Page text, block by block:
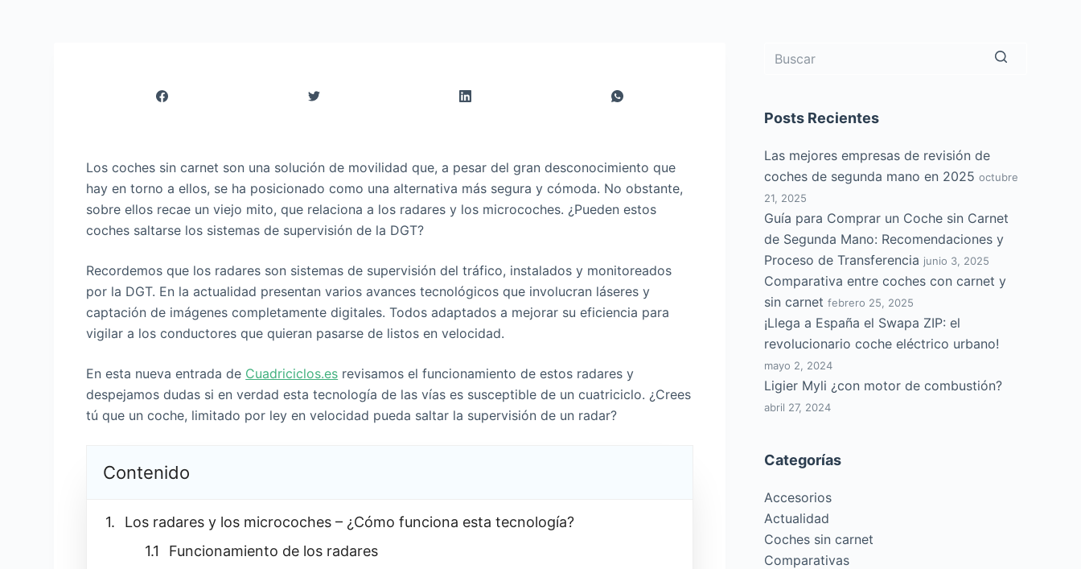
Los coches sin carnet son una solución de movilidad que, a pesar del gran desconocimiento que
hay en torno a ellos, se ha posicionado como una alternativa más segura y cómoda. No obstante,
sobre ellos recae un viejo mito, que relaciona a los radares y los microcoches. ¿Pueden estos
coches saltarse los sistemas de supervisión de la DGT?
Recordemos que los radares son sistemas de supervisión del tráfico, instalados y monitoreados
por la DGT. En la actualidad presentan varios avances tecnológicos que involucran láseres y
captación de imágenes completamente digitales. Todos adaptados a mejorar su eficiencia para
vigilar a los conductores que quieran pasarse de listos en velocidad.
En esta nueva entrada de Cuadriciclos.es revisamos el funcionamiento de estos radares y
despejamos dudas si en verdad esta tecnología de las vías es susceptible de un cuatriciclo. ¿Crees
tú que un coche, limitado por ley en velocidad pueda saltar la supervisión de un radar?
Contenido
Los radares y los microcoches – ¿Cómo funciona esta tecnología?
Funcionamiento de los radares
Posts Recientes
Las mejores empresas de revisión de
coches de segunda mano en 2025 octubre
21, 2025
Guía para Comprar un Coche sin Carnet
de Segunda Mano: Recomendaciones y
Proceso de Transferencia junio 3, 2025
Comparativa entre coches con carnet y
sin carnet febrero 25, 2025
¡Llega a España el Swapa ZIP: el
revolucionario coche eléctrico urbano!
mayo 2, 2024
Ligier Myli ¿con motor de combustión?
abril 27, 2024
Categorías
Accesorios
Actualidad
Coches sin carnet
Comparativas